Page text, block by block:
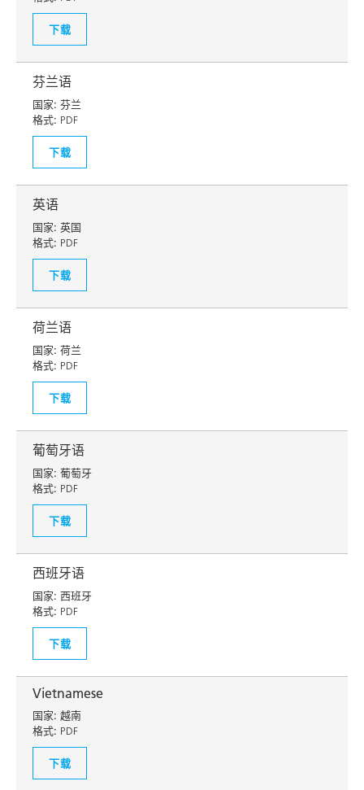
下载
芬兰语
国家: 芬兰
格式: PDF
下载
英语
国家: 英国
格式: PDF
下载
荷兰语
国家: 荷兰
格式: PDF
下载
葡萄牙语
国家: 葡萄牙
格式: PDF
下载
西班牙语
国家: 西班牙
格式: PDF
下载
Vietnamese
国家: 越南
格式: PDF
下载